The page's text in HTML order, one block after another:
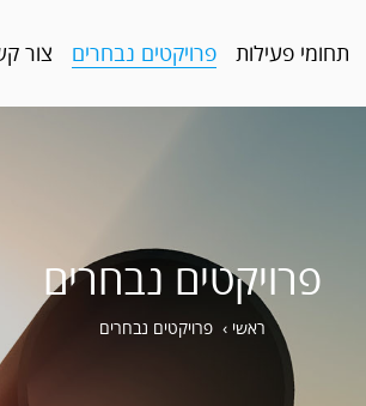
תחומי פעילות פרויקטים נבחרים צור
פרויקטים נבחרים
ראשי › פרויקטים נבחרים